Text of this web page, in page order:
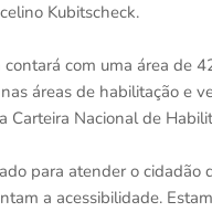
Kubitscheck.
com uma área de
áreas de habilitação e
Carteira Nacional de
para atender o
a acessibilidade.